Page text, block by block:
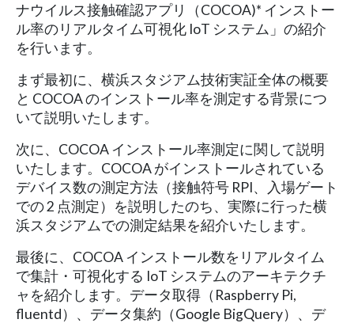
ナウイルス接触確認アプリ（COCOA)* インストー
ル率のリアルタイム可視化 IoT システム」の紹介
を行います。
まず最初に、横浜スタジアム技術実証全体の概要
と COCOA のインストール率を測定する背景につ
いて説明いたします。
次に、COCOA インストール率測定に関して説明
いたします。COCOA がインストールされている
デバイス数の測定方法（接触符号 RPI、入場ゲート
での 2 点測定）を説明したのち、実際に行った横
浜スタジアムでの測定結果を紹介いたします。
最後に、COCOA インストール数をリアルタイム
で集計・可視化する IoT システムのアーキテクチ
ャを紹介します。データ取得（Raspberry Pi,
fluentd）、データ集約（Google BigQuery）、デ